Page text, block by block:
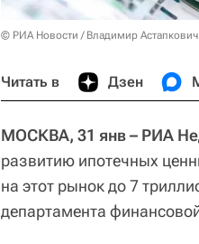
© РИА Новости / Владимир Астапкович
Читать в Дзен
МОСКВА, 31 янв – РИА
развитию ипотечных
на этот рынок до 7
департамента